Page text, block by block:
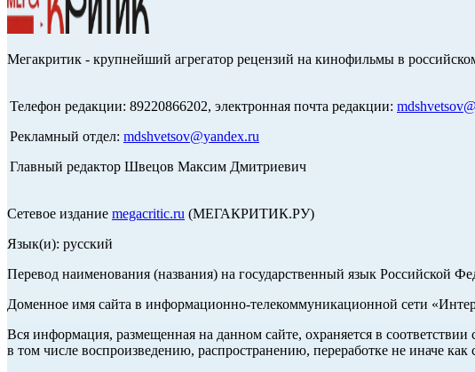
Мегакритик - крупнейший агрегатор рецензий на кинофильмы в
Телефон редакции: 89220866202, электронная почта редакции:
Рекламный отдел: mdshvetsov@yandex.ru
Главный редактор Швецов Максим Дмитриевич
Сетевое издание megacritic.ru (МЕГАКРИТИК.РУ)
Язык(и): русский
Перевод наименования (названия) на государственный язык Российской
Доменное имя сайта в информационно-телекоммуникационной сети
Вся информация, размещенная на данном сайте, охраняется в
в том числе воспроизведению, распространению, переработке не иначе как